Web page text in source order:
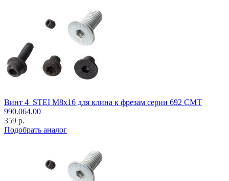
Винт 4_STEI M8x16 для клина к фрезам серии 692 CMT
990.064.00
359 р.
Подобрать аналог